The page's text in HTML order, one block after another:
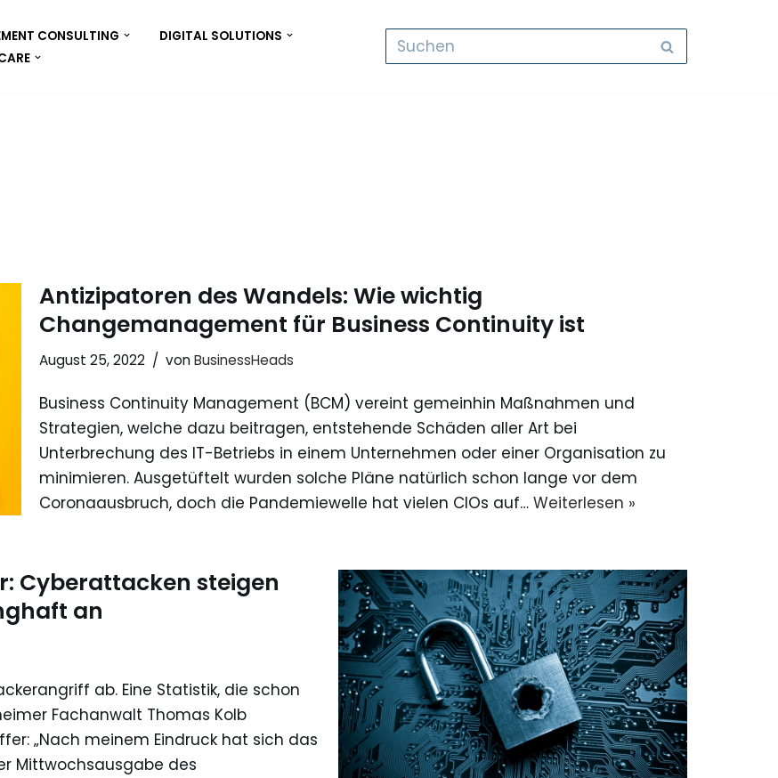
CONSULTING
DIGITAL SOLUTIONS
Antizipatoren des Wandels: Wie wichtig
Changemanagement für Business Continuity ist
August 25, 2022 vonBusinessHeads
Business Continuity Management (BCM) vereint gemeinhin Maßnahmen und
Strategien, welche dazu beitragen, entstehende Schäden aller Art bei
Unterbrechung des IT-Betriebs in einem Unternehmen oder einer Organisation zu
minimieren. Ausgetüftelt wurden solche Pläne natürlich schon lange vor dem
Coronaausbruch, doch die Pandemiewelle hat vielen CIOs auf… Weiterlesen »
Cyberattacken steigen
an
ab. Eine Statistik, die schon
Fachanwalt Thomas Kolb
„Nach meinem Eindruck hat sich das
Mittwochsausgabe des